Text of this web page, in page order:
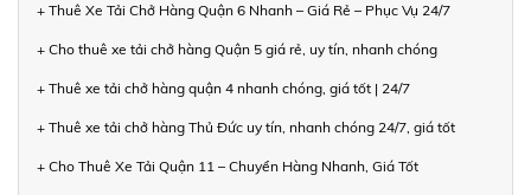
+ Thuê Xe Tải Chở Hàng Quận 6 Nhanh – Giá Rẻ – Phục Vụ 24/7
+ Cho thuê xe tải chở hàng Quận 5 giá rẻ, uy tín, nhanh chóng
+ Thuê xe tải chở hàng quận 4 nhanh chóng, giá tốt | 24/7
+ Thuê xe tải chở hàng Thủ Đức uy tín, nhanh chóng 24/7, giá tốt
+ Cho Thuê Xe Tải Quận 11 – Chuyển Hàng Nhanh, Giá Tốt